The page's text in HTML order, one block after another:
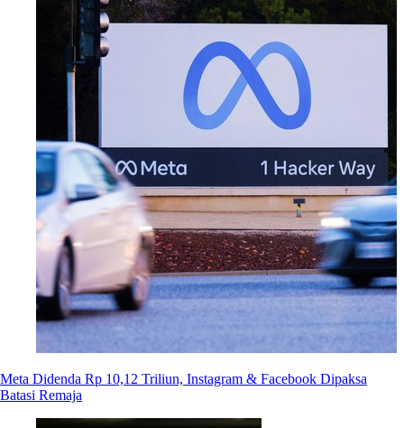
Meta Didenda Rp 10,12 Triliun, Instagram & Facebook Dipaksa
Batasi Remaja